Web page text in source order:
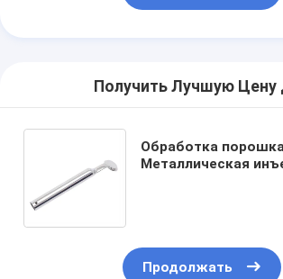
Получить Лучшую Цену
Обработка
Металлическая
Продолжать